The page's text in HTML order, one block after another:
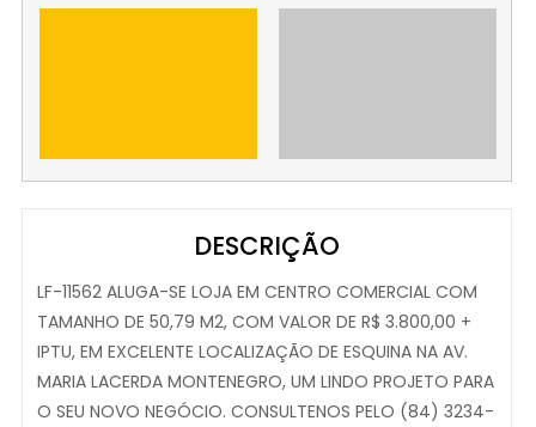
DESCRIÇÃO
LF-11562 ALUGA-SE LOJA EM CENTRO COMERCIAL COM
TAMANHO DE 50,79 M2, COM VALOR DE R$ 3.800,00 +
IPTU, EM EXCELENTE LOCALIZAÇÃO DE ESQUINA NA AV.
MARIA LACERDA MONTENEGRO, UM LINDO PROJETO PARA
O SEU NOVO NEGÓCIO. CONSULTENOS PELO (84) 3234-